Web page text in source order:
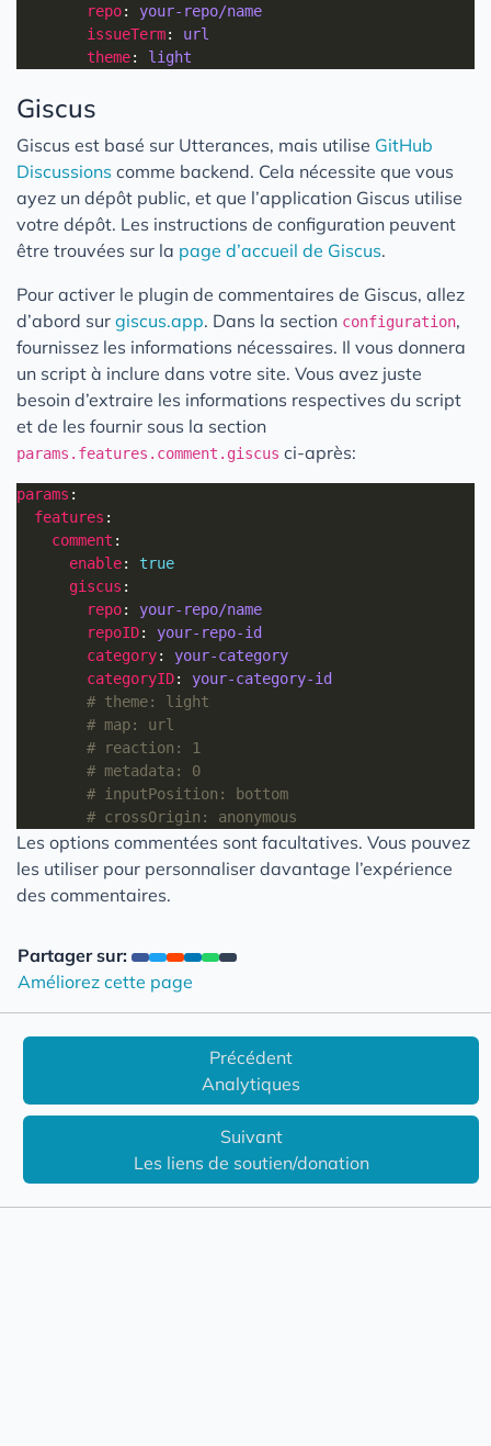
repo: your-repo/name
issueTerm: url
theme: light
Giscus
Giscus est basé sur Utterances, mais utilise GitHub
Discussions comme backend. Cela nécessite que vous
ayez un dépôt public, et que l’application Giscus utilise
votre dépôt. Les instructions de configuration peuvent
être trouvées sur la page d’accueil de Giscus.
Pour activer le plugin de commentaires de Giscus, allez
d’abord sur giscus.app. Dans la section configuration,
fournissez les informations nécessaires. Il vous donnera
un script à inclure dans votre site. Vous avez juste
besoin d’extraire les informations respectives du script
et de les fournir sous la section
params.features.comment.giscus ci-après:
params
features
comment
enable: true
giscus
repo: your-repo/name
repoID: your-repo-id
category: your-category
categoryID: your-category-id
# theme: light
# map: url
# reaction: 1
# metadata: 0
# inputPosition: bottom
# crossOrigin: anonymous
Les options commentées sont facultatives. Vous pouvez
les utiliser pour personnaliser davantage l’expérience
des commentaires.
Partager sur:
Améliorez cette page
Précédent
Analytiques
Suivant
Les liens de soutien/donation